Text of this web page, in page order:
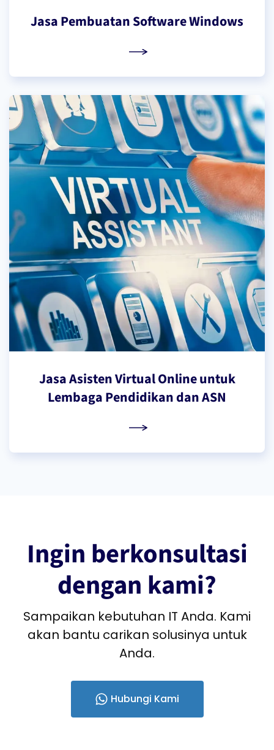
Jasa Pembuatan Software Windows
Jasa Asisten Virtual Online untuk
Lembaga Pendidikan dan ASN
Ingin berkonsultasi
dengan kami?
Sampaikan kebutuhan IT Anda. Kami
akan bantu carikan solusinya untuk
Anda.
Hubungi Kami